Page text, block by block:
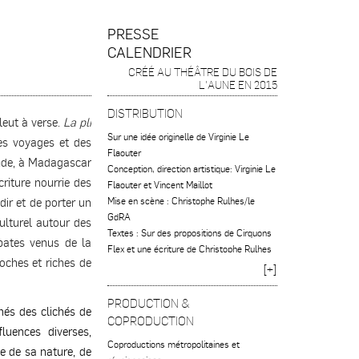
à verse. La pli
voyages et des
à Madagascar
nourrie des
et de porter un
autour des
venus de la
et riches de
des clichés de
diverses,
de sa nature, de
PRESSE
CALENDRIER
CRÉÉ AU THÉÂTRE DU BOIS DE
L'AUNE EN 2015
DISTRIBUTION
Sur une idée originelle de Virginie Le
Flaouter
Conception, direction artistique: Virginie Le
Flaouter et Vincent Maillot
Mise en scène : Christophe Rulhes/le
GdRA
Textes : Sur des propositions de Cirquons
Flex et une écriture de Christophe Rulhes
Avec Vincent Maillot et Virginie Le
du sud), Maheriniaina Pierre Ranaivoson
(Madagascar)
[+]
PRODUCTION &
COPRODUCTION
Coproductions métropolitaines et